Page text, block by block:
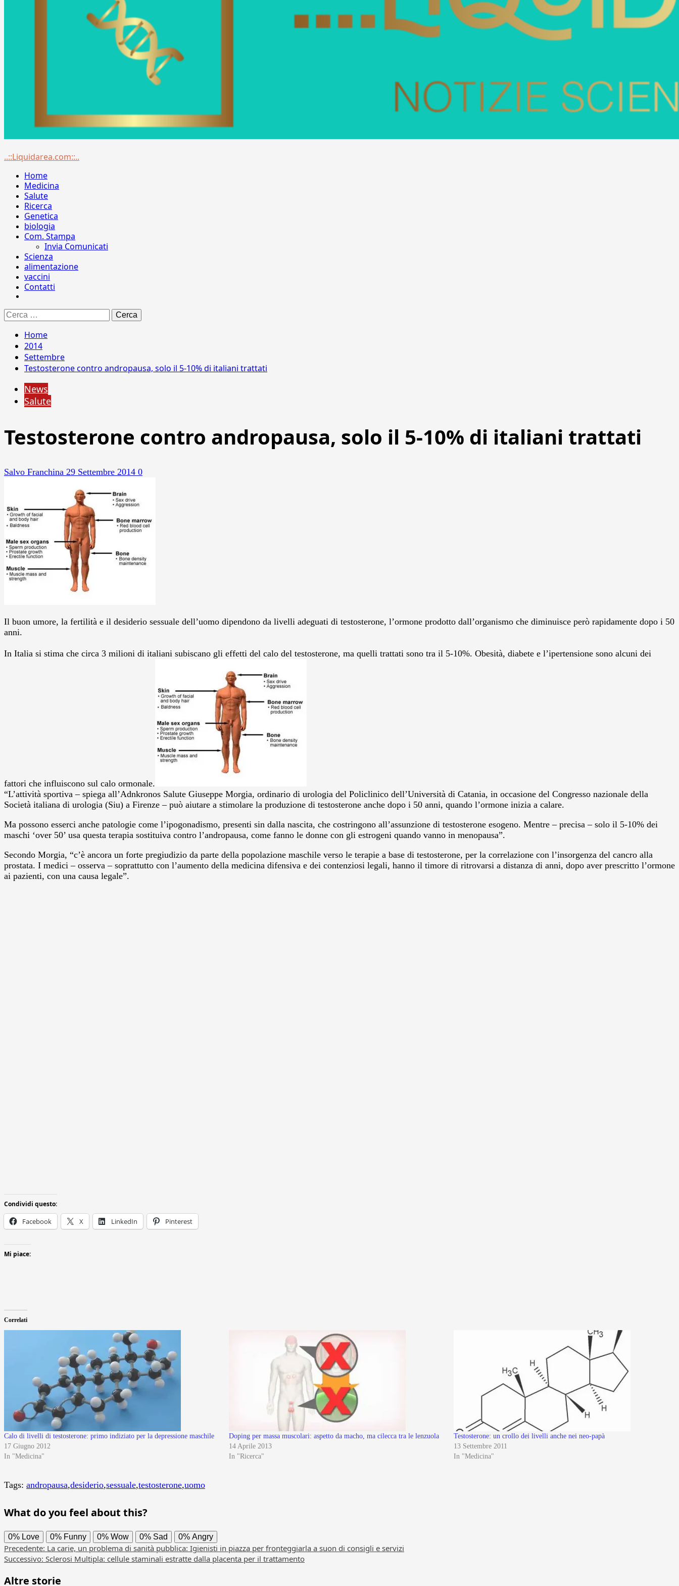
Menu
..::Liquidarea.com::..
Home
Medicina
Salute
Ricerca
Genetica
biologia
Com. Stampa
Invia Comunicati
Scienza
alimentazione
vaccini
Contatti
Ricerca
per:
Home
2014
Settembre
Testosterone contro andropausa, solo il 5-10% di italiani trattati
News
Salute
Testosterone contro andropausa, solo il 5-10% di italiani trattati
Salvo Franchina 29 Settembre 2014 0
Il buon umore, la fertilità e il desiderio sessuale dell’uomo dipendono da livelli adeguati di testosterone, l’ormone prodotto dall’organismo che diminuisce però rapidamente dopo i 50
anni.
In Italia si stima che circa 3 milioni di italiani subiscano gli effetti del calo del testosterone, ma quelli trattati sono tra il 5-10%. Obesità, diabete e l’ipertensione sono alcuni dei
fattori che influiscono sul calo ormonale.
“L’attività sportiva – spiega all’Adnkronos Salute Giuseppe Morgia, ordinario di urologia del Policlinico dell’Università di Catania, in occasione del Congresso nazionale della
Società italiana di urologia (Siu) a Firenze – può aiutare a stimolare la produzione di testosterone anche dopo i 50 anni, quando l’ormone inizia a calare.
Ma possono esserci anche patologie come l’ipogonadismo, presenti sin dalla nascita, che costringono all’assunzione di testosterone esogeno. Mentre – precisa – solo il 5-10% dei
maschi ‘over 50’ usa questa terapia sostituiva contro l’andropausa, come fanno le donne con gli estrogeni quando vanno in menopausa”.
Secondo Morgia, “c’è ancora un forte pregiudizio da parte della popolazione maschile verso le terapie a base di testosterone, per la correlazione con l’insorgenza del cancro alla
prostata. I medici – osserva – soprattutto con l’aumento della medicina difensiva e dei contenziosi legali, hanno il timore di ritrovarsi a distanza di anni, dopo aver prescritto l’ormone
ai pazienti, con una causa legale”.
Condividi questo:
Facebook X LinkedIn Pinterest
Mi piace:
Correlati
Calo di livelli di testosterone: primo indiziato per la depressione maschile
17 Giugno 2012
In "Medicina"
Doping per massa muscolari: aspetto da macho, ma cilecca tra le lenzuola
14 Aprile 2013
In "Ricerca"
Testosterone: un crollo dei livelli anche nei neo-papà
13 Settembre 2011
In "Medicina"
Tags: andropausa,desiderio,sessuale,testosterone,uomo
What do you feel about this?
0% Love 0% Funny 0% Wow 0% Sad 0% Angry
Navigazione
articolo
Precedente: La carie, un problema di sanità pubblica: Igienisti in piazza per fronteggiarla a suon di consigli e servizi
Successivo: Sclerosi Multipla: cellule staminali estratte dalla placenta per il trattamento
Altre storie